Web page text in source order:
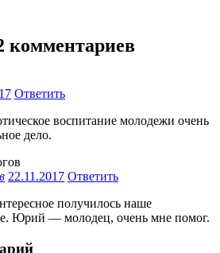
комментариев
Ответить
воспитание молодежи очень
дело.
22.11.2017 Ответить
получилось наше
Юрий — молодец, очень мне помог.